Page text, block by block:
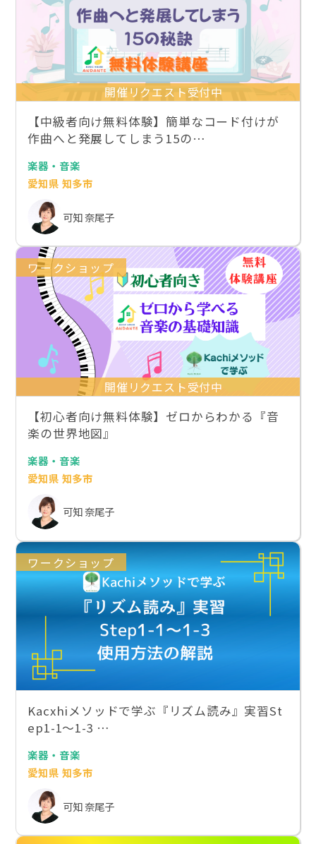
開催リクエスト受付中
【中級者向け無料体験】簡単なコード付けが
作曲へと発展してしまう15の…
楽器・音楽
愛知県 知多市
可知 奈尾子
ワークショップ
開催リクエスト受付中
【初心者向け無料体験】ゼロからわかる『音
楽の世界地図』
楽器・音楽
愛知県 知多市
可知 奈尾子
ワークショップ
Kacxhiメソッドで学ぶ『リズム読み』実習St
ep1-1〜1-3 …
楽器・音楽
愛知県 知多市
可知 奈尾子